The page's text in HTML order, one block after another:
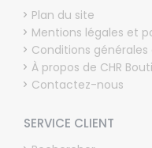
Plan du site
Mentions légales et
Conditions
À propos de CHR
Contactez-nous
SERVICE CLIENT